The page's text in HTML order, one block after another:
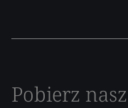
Pobierz